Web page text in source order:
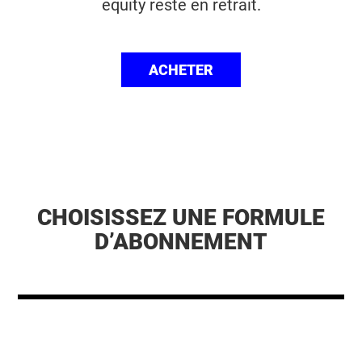
equity reste en retrait.
ACHETER
CHOISISSEZ UNE FORMULE
D’ABONNEMENT